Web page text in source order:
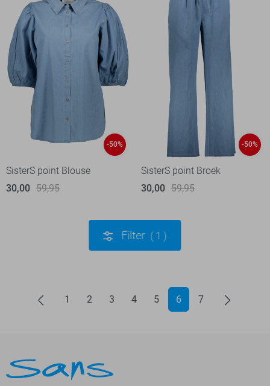
-50%
SisterS point Blouse
30,00 59,95
-50%
SisterS point Broek
30,00 59,95
Filter 1
1 2 3 4 5 6 7